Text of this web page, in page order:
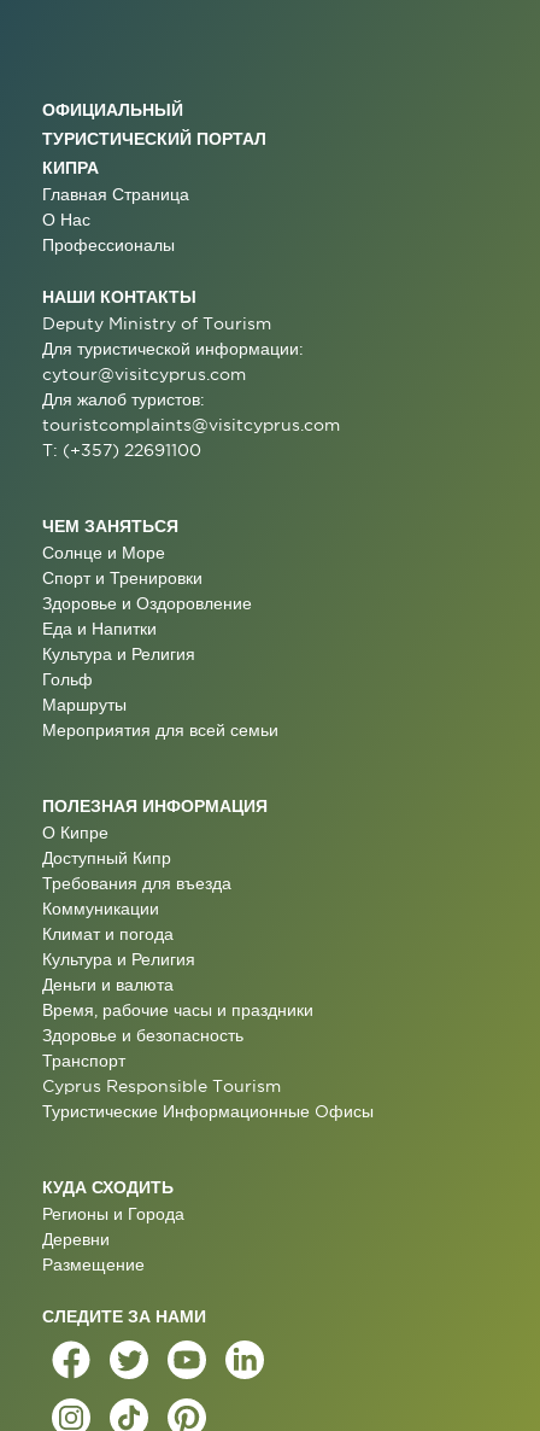
ОФИЦИАЛЬНЫЙ
ТУРИСТИЧЕСКИЙ ПОРТАЛ
КИПРА
Главная Страница
О Нас
Профессионалы
НАШИ КОНТАКТЫ
Deputy Ministry of Tourism
Для туристической информации:
cytour@visitcyprus.com
Для жалоб туристов:
touristcomplaints@visitcyprus.com
T: (+357) 22691100
ЧЕМ ЗАНЯТЬСЯ
Солнце и Море
Спорт и Тренировки
Здоровье и Оздоровление
Еда и Напитки
Культура и Религия
Гольф
Маршруты
Мероприятия для всей семьи
ПОЛЕЗНАЯ ИНФОРМАЦИЯ
О Кипре
Доступный Кипр
Требования для въезда
Коммуникации
Климат и погода
Культура и Религия
Деньги и валюта
Время, рабочие часы и праздники
Здоровье и безопасность
Транспорт
Cyprus Responsible Tourism
Туристические Информационные Oфисы
КУДА СХОДИТЬ
Регионы и Города
Деревни
Размещение
СЛЕДИТЕ ЗА НАМИ